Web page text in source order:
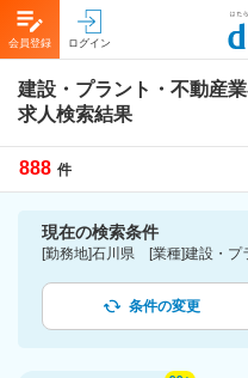
会員登録 ログイン
建設・プラント・不動産
求人検索結果
888 件
現在の検索条件
条件の変更